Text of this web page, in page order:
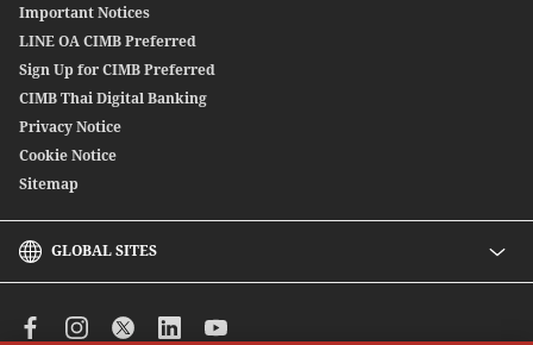
SpeedSend
CIMB THAI International Money Transfer
Debenture
Locate Us
Important Notices
LINE OA CIMB Preferred
Sign Up for CIMB Preferred
CIMB Thai Digital Banking
Privacy Notice
Cookie Notice
Sitemap
GLOBAL SITES
CIMB Islamic